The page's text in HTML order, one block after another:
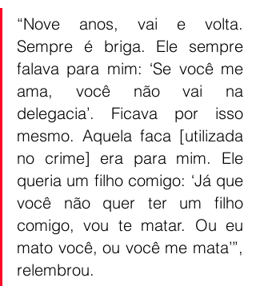
“Nove anos, vai e volta.
Sempre é briga. Ele sempre
falava para mim: ‘Se você me
ama, você não vai na
delegacia’. Ficava por isso
mesmo. Aquela faca [utilizada
no crime] era para mim. Ele
queria um filho comigo: ‘Já que
você não quer ter um filho
comigo, vou te matar. Ou eu
mato você, ou você me mata’”,
relembrou.